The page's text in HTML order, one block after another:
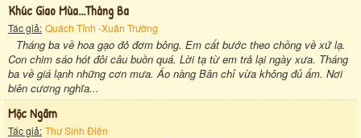
Khúc Giao Mùa...tháng Ba
Tác giả: Quách Tỉnh -Xuân Trường
Tháng ba về hoa gạo đỏ đơm bông. Em cất bước theo chồng về xứ lạ.
Con chim sáo hót đôi câu buồn quá. Lời tạ từ em trả lại ngày xưa. Tháng
ba về giá lạnh những cơn mưa. Áo nàng Bân chỉ vừa không đủ ấm. Nơi
biên cương nghĩa...
Mộc Ngâm
Tác giả: Thư Sinh Điên